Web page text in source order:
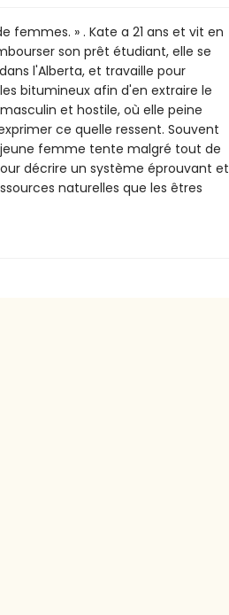
femmes. » . Kate a 21 ans et vit en
son prêt étudiant, elle se
l'Alberta, et travaille pour
bitumineux afin d'en extraire le
et hostile, où elle peine
ce quelle ressent. Souvent
femme tente malgré tout de
décrire un système éprouvant et
naturelles que les êtres